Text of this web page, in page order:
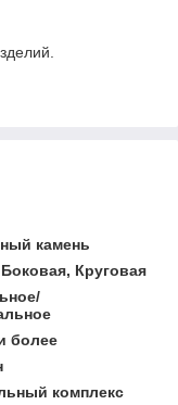
камень
Круговая
более
комплекс